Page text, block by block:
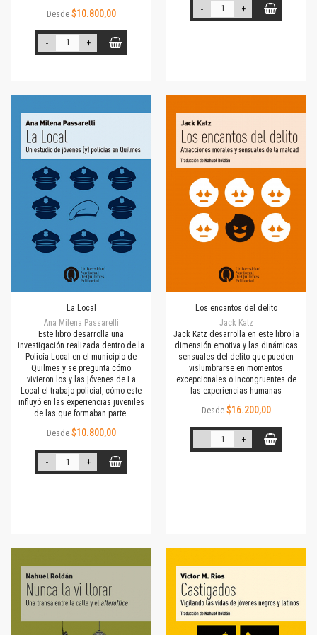
Desde $10.800,00
- +
- +
La Local
Ana Milena Passarelli
Este libro desarrolla una
investigación realizada dentro de la
Policía Local en el municipio de
Quilmes y se pregunta cómo
vivieron los y las jóvenes de La
Local el trabajo policial, cómo este
influyó en las experiencias juveniles
de las que formaban parte.
Desde $10.800,00
- +
Los encantos del delito
Jack Katz
Jack Katz desarrolla en este libro la
dimensión emotiva y las dinámicas
sensuales del delito que pueden
vislumbrarse en momentos
excepcionales o incongruentes de
las experiencias humanas
Desde $16.200,00
- +